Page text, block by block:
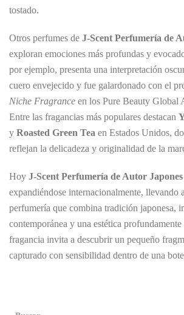
tostado.
Otros perfumes de J-Scent Perfumería de
exploran emociones más profundas y
por ejemplo, presenta una interpretación
cuero envejecido y fue galardonado con el
Niche Fragrance en los Pure Beauty Global
Entre las fragancias más populares destacan
y Roasted Green Tea en Estados Unidos,
reflejan la delicadeza y originalidad de la
Hoy J-Scent Perfumería de Autor Japones
expandiéndose internacionalmente, llevando
perfumería que combina tradición japonesa,
contemporánea y una estética
fragancia invita a descubrir un pequeño
capturado con sensibilidad dentro de una